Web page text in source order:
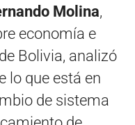
Molina,
economía e
Bolivia, analizó
lo que está en
de sistema